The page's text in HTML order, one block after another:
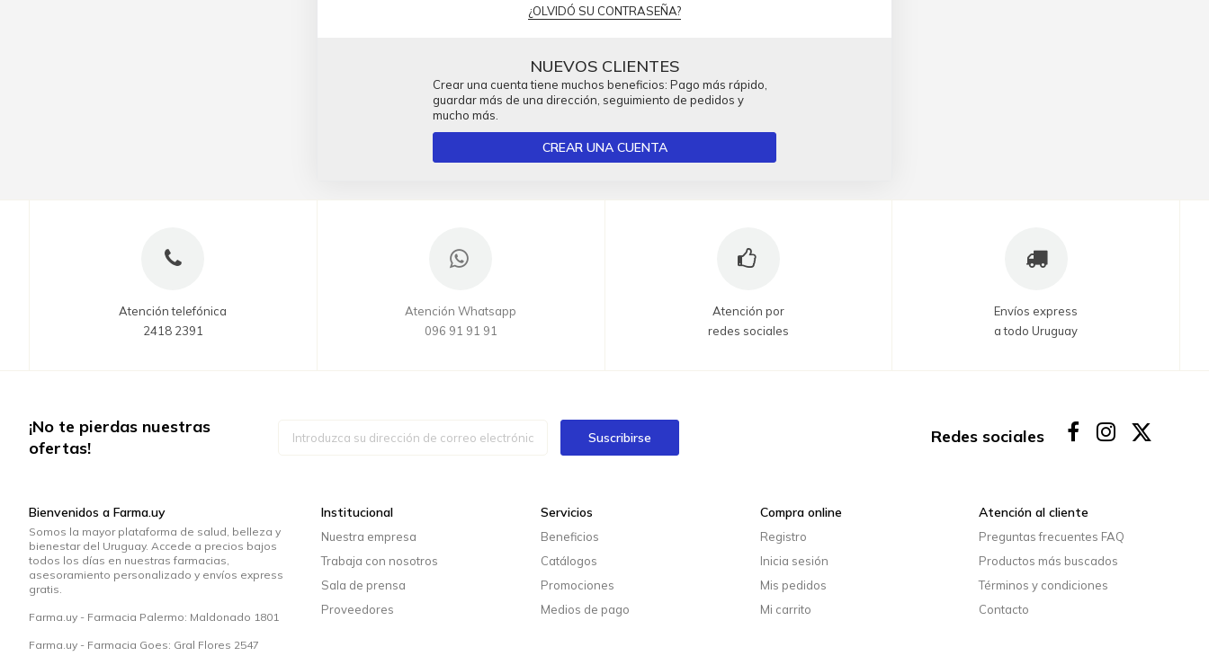
¿OLVIDÓ SU CONTRASEÑA?
NUEVOS CLIENTES
Crear una cuenta tiene muchos beneficios: Pago más rápido,
guardar más de una dirección, seguimiento de pedidos y
mucho más.
CREAR UNA CUENTA
Atención telefónica
2418 2391
Atención Whatsapp
096 91 91 91
Atención por
redes sociales
Envíos express
a todo Uruguay
¡No te pierdas nuestras
ofertas!
Suscribirse Redes sociales
Bienvenidos a Farma.uy
Somos la mayor plataforma de salud, belleza y
bienestar del Uruguay. Accede a precios bajos
todos los días en nuestras farmacias,
asesoramiento personalizado y envíos express
gratis.
Farma.uy - Farmacia Palermo: Maldonado 1801
Farma.uy - Farmacia Goes: Gral Flores 2547
Institucional
Nuestra empresa
Trabaja con nosotros
Sala de prensa
Proveedores
Servicios
Beneficios
Catálogos
Promociones
Medios de pago
Compra online
Registro
Inicia sesión
Mis pedidos
Mi carrito
Atención al cliente
Preguntas frecuentes FAQ
Productos más buscados
Términos y condiciones
Contacto